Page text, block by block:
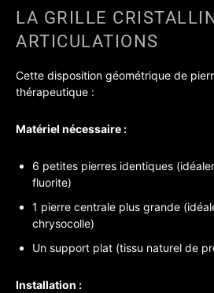
LA GRILLE
ARTICULATIONS
Cette disposition géométrique de
thérapeutique :
Matériel nécessaire :
6 petites pierres identiques
fluorite)
1 pierre centrale plus grande
chrysocolle)
Un support plat (tissu naturel de
Installation :